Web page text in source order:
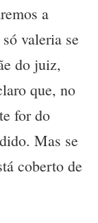
a
valeria se
do juiz,
que, no
for do
Mas se
coberto de